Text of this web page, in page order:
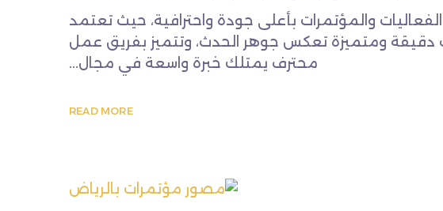
والمؤتمرات بأعلى جودة واحترافية، حيث تعتمد
دقيقة ومتميزة تعكس جوهر الحدث، وتتميز بفريق عمل
محترف يمتلك خبرة واسعة في مجال...
READ MORE